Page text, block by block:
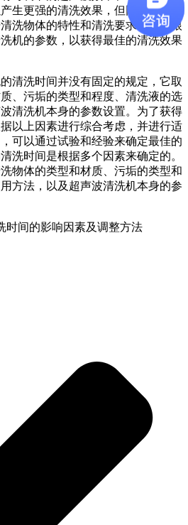
生更强的清洗效果，但同时也会增
洗物体的特性和清洗要求，需要根
机的参数，以获得最佳的清洗效果
清洗时间并没有固定的规定，它取
、污垢的类型和程度、清洗液的选
清洗机本身的参数设置。为了获得
以上因素进行综合考虑，并进行适
可以通过试验和经验来确定最佳的
洗时间是根据多个因素来确定的。
物体的类型和材质、污垢的类型和
方法，以及超声波清洗机本身的参